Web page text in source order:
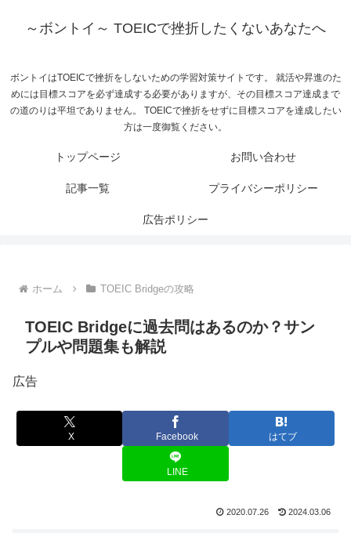
～ボントイ～ TOEICで挫折したくないあなたへ
ボントイはTOEICで挫折をしないための学習対策サイトです。 就活や昇進のた
めには目標スコアを必ず達成する必要がありますが、その目標スコア達成まで
の道のりは平坦でありません。 TOEICで挫折をせずに目標スコアを達成したい
方は一度御覧ください。
トップページ お問い合わせ
記事一覧 プライバシーポリシー
広告ポリシー
ホーム TOEIC Bridgeの攻略
TOEIC Bridgeに過去問はあるのか？サン
プルや問題集も解説
広告
X Facebook はてブ
LINE
2020.07.26 2024.03.06